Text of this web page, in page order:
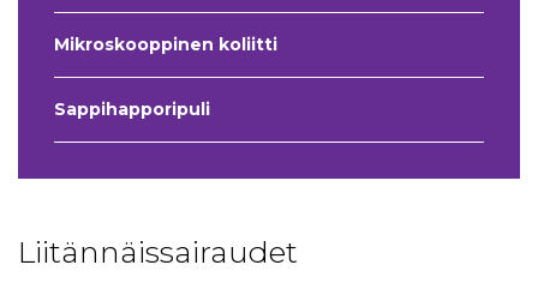
Mikroskooppinen koliitti
Sappihapporipuli
Liitännäissairaudet